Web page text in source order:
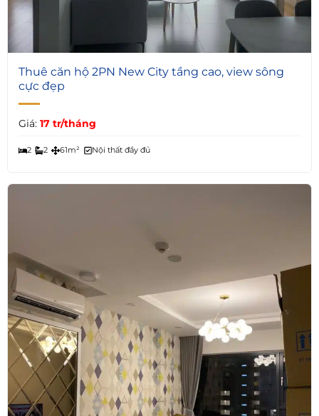
7
Thuê căn hộ 2PN New City tầng cao, view sông
cực đẹp
Giá: 17 tr/tháng
2 2 61m² Nội thất đầy đủ